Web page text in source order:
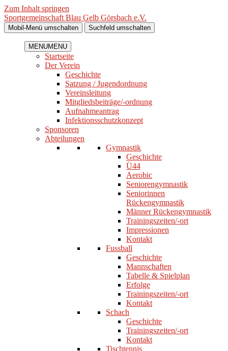
Zum Inhalt springen
Sportgemeinschaft Blau Gelb Görsbach e.V.
Mobil-Menü umschalten Suchfeld umschalten
MENUMENU
Startseite
Der Verein
Geschichte
Satzung / Jugendordnung
Vereinsleitung
Mitgliedsbeiträge/-ordnung
Aufnahmeantrag
Infektionsschutzkonzept
Sponsoren
Abteilungen
Gymnastik
Geschichte
Ü44
Aerobic
Seniorengymnastik
Seniorinnen
Rückengymnastik
Männer Rückengymnastik
Trainingszeiten/-ort
Impressionen
Kontakt
Fussball
Geschichte
Mannschaften
Tabelle & Spielplan
Erfolge
Trainingszeiten/-ort
Kontakt
Schach
Geschichte
Trainingszeiten/-ort
Kontakt
Tischtennis